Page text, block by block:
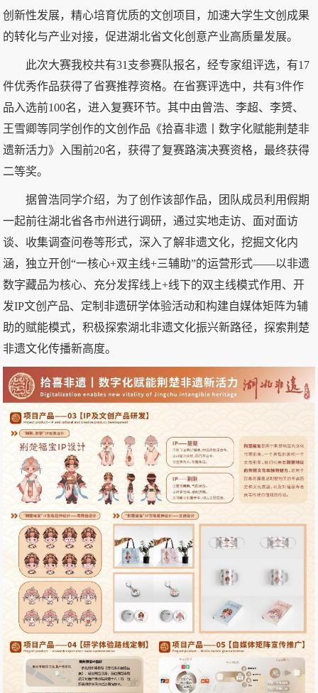
创新性发展，精心培育优质的文创项目，加速大学生文创成果
的转化与产业对接，促进湖北省文化创意产业高质量发展。
此次大赛我校共有31支参赛队报名，经专家组评选，有17
件优秀作品获得了省赛推荐资格。在省赛评选中，共有3件作
品入选前100名，进入复赛环节。其中由曾浩、李超、李赟、
王雪卿等同学创作的文创作品《拾喜非遗丨数字化赋能荆楚非
遗新活力》入围前20名，获得了复赛路演决赛资格，最终获得
二等奖。
据曾浩同学介绍，为了创作该部作品，团队成员利用假期
一起前往湖北省各市州进行调研，通过实地走访、面对面访
谈、收集调查问卷等形式，深入了解非遗文化，挖掘文化内
涵，独立开创“一核心+双主线+三辅助”的运营形式——以非遗
数字藏品为核心、充分发挥线上+线下的双主线模式作用、开
发IP文创产品、定制非遗研学体验活动和构建自媒体矩阵为辅
助的赋能模式，积极探索湖北非遗文化振兴新路径，探索荆楚
非遗文化传播新高度。